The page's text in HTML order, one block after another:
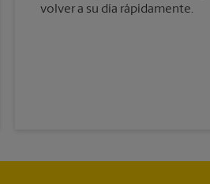
volver a su día rápidamente.